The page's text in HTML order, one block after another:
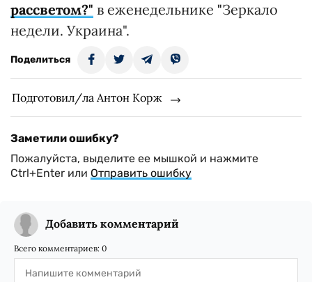
рассветом?" в еженедельнике "Зеркало
недели. Украина".
Поделиться
Подготовил/ла Антон Корж
Заметили ошибку?
Пожалуйста, выделите ее мышкой и нажмите
Ctrl+Enter или Отправить ошибку
Добавить комментарий
Всего комментариев: 0